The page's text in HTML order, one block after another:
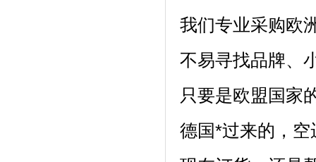
我们专业采购欧
不易寻找品牌、
只要是欧盟国家
德国*过来的，